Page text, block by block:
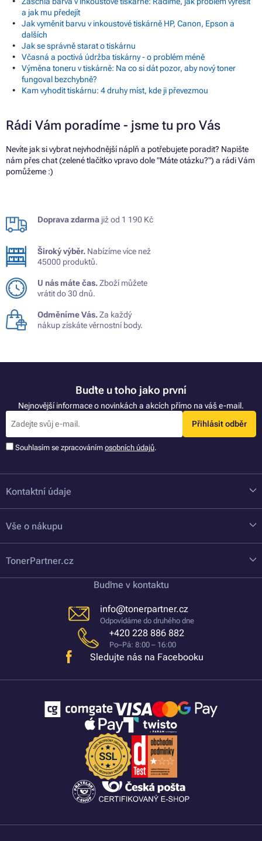
a jak mu předejít
Jak vyměnit barvu v inkoustové tiskárně HP, Canon, Epson a
dalších
Jak se správně starat o tiskárnu
Včasná a poctivá údržba tiskárny - o problém méně
Výměna toneru v tiskárně: Na co si dát pozor, aby nový toner
fungoval bezchybně?
Kam vyhodit tiskárnu: 4 druhy míst, kde ji převezmou
Rádi Vám poradíme - jsme tu pro Vás
Nevíte jak si vybrat nejvhodnější náplň a potřebujete poradit? Napište
nám přes chat (zelené tlačítko vpravo dole "Máte otázku?") a rádi Vám
pomůžeme :)
Doprava zdarma již od 1 190 Kč
Široký výběr. Nabízíme více než
45000 produktů.
U nás máte čas.Zboží můžete
vrátit do 30 dnů.
Odměníme Vás.Za každý
nákup získáte věrnostní body.
Buďte u toho jako první
Nejnovější informace o novinkách a akcích přímo na váš e-mail.
Přihlásit odběr
Souhlasím se zpracováním osobních údajů.
Kontaktní údaje
Vše o nákupu
TonerPartner.cz
Buďme v kontaktu
info@tonerpartner.cz
Odpovídáme do druhého dne
+420 228 886 882
Po–Pá: 8:00 – 16:00
Sledujte nás na Facebooku